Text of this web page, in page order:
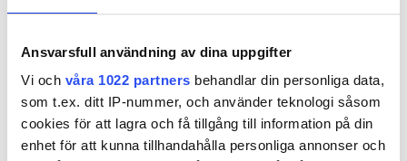
Ansvarsfull användning av dina uppgifter
Vi och våra 1022 partners behandlar din personliga data,
som t.ex. ditt IP-nummer, och använder teknologi såsom
cookies för att lagra och få tillgång till information på din
enhet för att kunna tillhandahålla personliga annonser och
hans bror
koncernen var övertygade om att det fanns en
outnyttjad potential i form av ännu bättre
samarbete. Roger är med och initierar varje
utbildning och han är med på diplomeringar i vårt
operativa ledarskapsprogram. Han är själv